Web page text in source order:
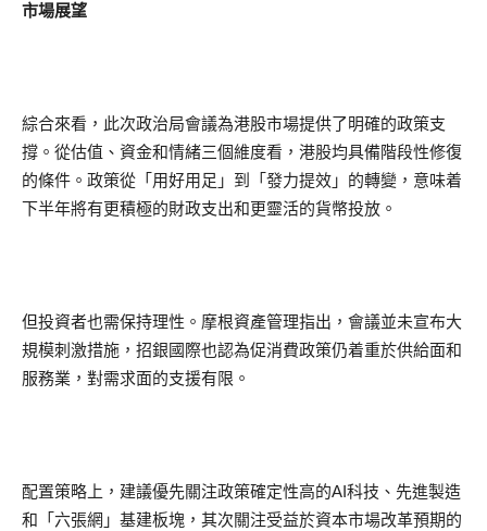
市場展望
綜合來看，此次政治局會議為港股市場提供了明確的政策支
撐。從估值、資金和情緒三個維度看，港股均具備階段性修復
的條件。政策從「用好用足」到「發力提效」的轉變，意味着
下半年將有更積極的財政支出和更靈活的貨幣投放。
但投資者也需保持理性。摩根資產管理指出，會議並未宣布大
規模刺激措施，招銀國際也認為促消費政策仍着重於供給面和
服務業，對需求面的支援有限。
配置策略上，建議優先關注政策確定性高的AI科技、先進製造
和「六張網」基建板塊，其次關注受益於資本市場改革預期的